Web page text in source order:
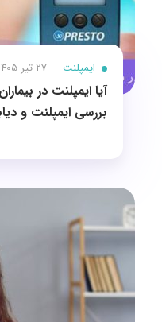
ایمپلنت 27 تیر 1405
آیا ایمپلنت در
بررسی ایمپلنت و